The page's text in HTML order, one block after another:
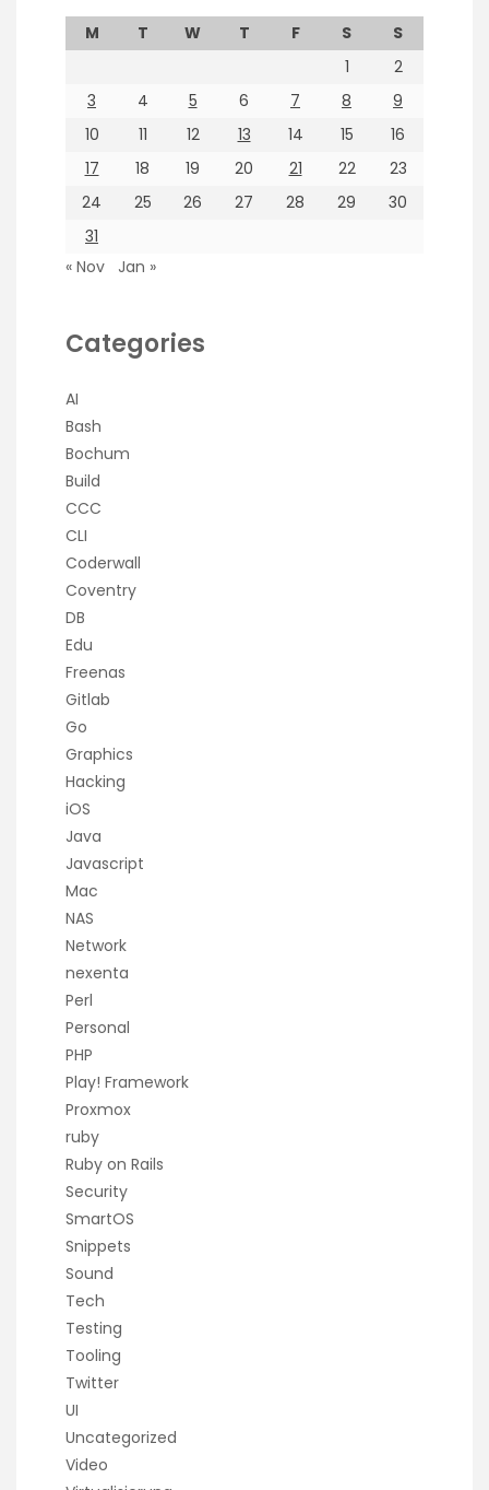
M T W T F S
S
1
2
3
4 5 6 7 8
9
10
11 12 13 14 15
16
17
18 19 20 21 22
23
24
25 26 27 28 29
30
31
« Nov
Jan »
Categories
AI
Bash
Bochum
Build
CCC
CLI
Coderwall
Coventry
DB
Edu
Freenas
Gitlab
Go
Graphics
Hacking
iOS
Java
Javascript
Mac
NAS
Network
nexenta
Perl
Personal
PHP
Play! Framework
Proxmox
ruby
Ruby on Rails
Security
SmartOS
Snippets
Sound
Tech
Testing
Tooling
Twitter
UI
Uncategorized
Video